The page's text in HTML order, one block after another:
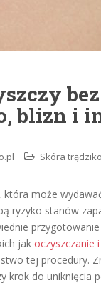
blizn i
Skóra
może
ryzyko stanów
jak oczyszczanie
tej procedury.
krok do uniknięcia